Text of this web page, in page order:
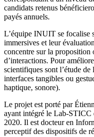
candidats retenus
payés annuels.
L’équipe INUIT se focalise
immersives et leur
concentre sur la proposition
d’interactions. Pour
scientifiques sont l’étude
interfaces tangibles ou
haptique, sonore).
Le projet est porté par
ayant intégré le Lab-
2020. Il est docteur en
perceptif des dispositifs de